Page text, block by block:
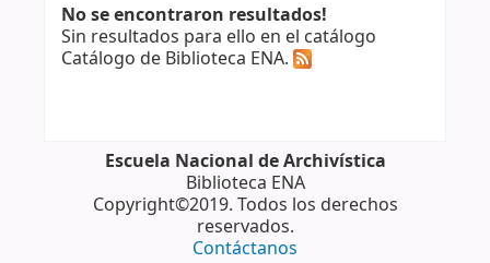
No se encontraron resultados!
Sin resultados para ello en el catálogo
Catálogo de Biblioteca ENA.
Escuela Nacional de Archivística
Biblioteca ENA
Copyright©2019. Todos los derechos
reservados.
Contáctanos